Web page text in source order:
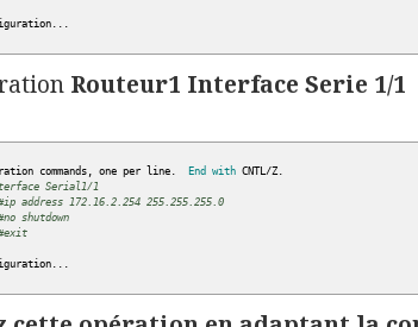
Routeur1 Interface Serie 1/1
commands, one per line. End with CNTL /Z.
Serial1/1
address 172.16.2.254 255.255.255.0
shutdown